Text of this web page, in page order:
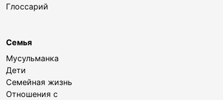
Глоссарий
Семья
Мусульманка
Дети
Семейная жизнь
Отношения с